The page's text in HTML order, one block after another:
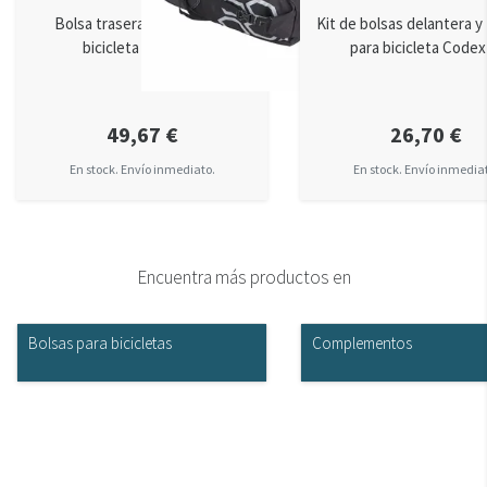
Bolsa trasera de sillín para
bicicleta Codex-U
49,67 €
En stock. Envío inmediato.
Kit de bolsas delantera
para bicicleta
26,70 €
En stock. Envío
Encuentra más productos en
Bolsas para bicicletas Complementos